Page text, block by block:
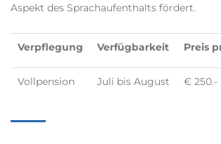
Aspekt des Sprachaufenthalts fördert.
Verpflegung Verfügbarkeit Preis
Vollpension Juli bis August € 250.-